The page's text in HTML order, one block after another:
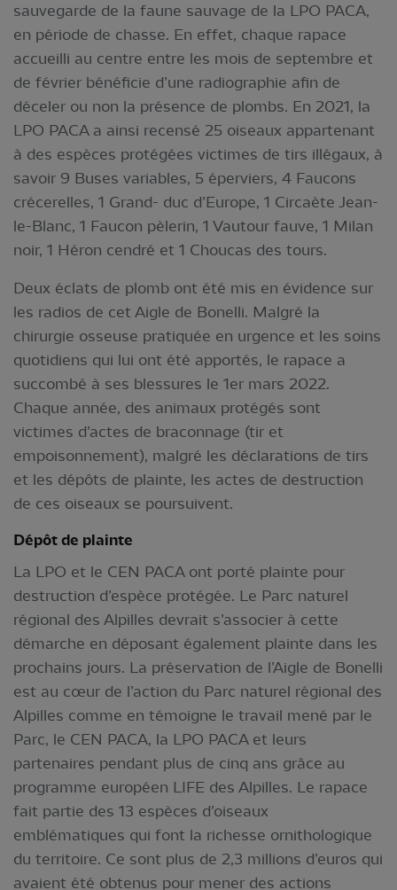
sauvegarde de la faune sauvage de la LPO PACA,
en période de chasse. En effet, chaque rapace
accueilli au centre entre les mois de septembre et
de février bénéficie d’une radiographie afin de
déceler ou non la présence de plombs. En 2021, la
LPO PACA a ainsi recensé 25 oiseaux appartenant
à des espèces protégées victimes de tirs illégaux, à
savoir 9 Buses variables, 5 éperviers, 4 Faucons
crécerelles, 1 Grand- duc d’Europe, 1 Circaète Jean-
le-Blanc, 1 Faucon pèlerin, 1 Vautour fauve, 1 Milan
noir, 1 Héron cendré et 1 Choucas des tours.
Deux éclats de plomb ont été mis en évidence sur
les radios de cet Aigle de Bonelli. Malgré la
chirurgie osseuse pratiquée en urgence et les soins
quotidiens qui lui ont été apportés, le rapace a
succombé à ses blessures le 1er mars 2022.
Chaque année, des animaux protégés sont
victimes d’actes de braconnage (tir et
empoisonnement), malgré les déclarations de tirs
et les dépôts de plainte, les actes de destruction
de ces oiseaux se poursuivent.
Dépôt de plainte
La LPO et le CEN PACA ont porté plainte pour
destruction d’espèce protégée. Le Parc naturel
régional des Alpilles devrait s’associer à cette
démarche en déposant également plainte dans les
prochains jours. La préservation de l’Aigle de Bonelli
est au cœur de l’action du Parc naturel régional des
Alpilles comme en témoigne le travail mené par le
Parc, le CEN PACA, la LPO PACA et leurs
partenaires pendant plus de cinq ans grâce au
programme européen LIFE des Alpilles. Le rapace
fait partie des 13 espèces d’oiseaux
emblématiques qui font la richesse ornithologique
du territoire. Ce sont plus de 2,3 millions d’euros qui
avaient été obtenus pour mener des actions